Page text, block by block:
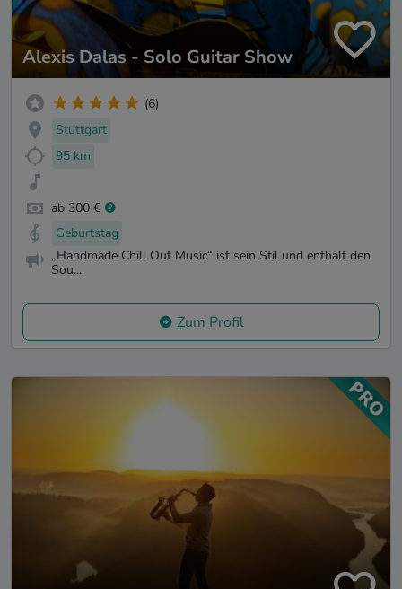
Alexis Dalas - Solo Guitar Show
(6)
Stuttgart
95 km
ab 300 €
Geburtstag
„Handmade Chill Out Music“ ist sein Stil und enthält den
Sou...
Zum Profil